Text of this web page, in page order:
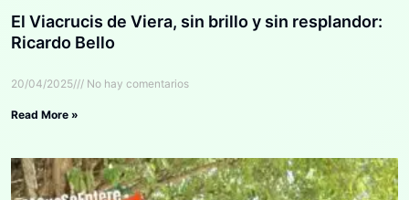
El Viacrucis de Viera, sin brillo y sin resplandor:
Ricardo Bello
20/04/2025 No hay comentarios
Read More »